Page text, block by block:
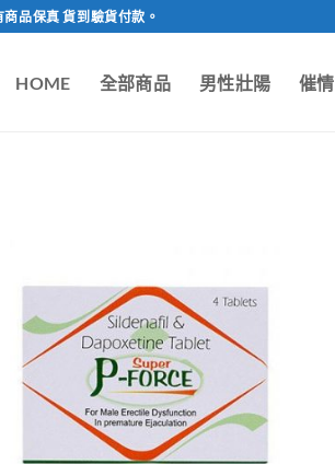
品保真 貨到驗貨付款。
HOME 全部商品 男性壯陽 催